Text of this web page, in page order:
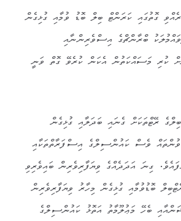
ގޮތުގައި ކަރަންޓް ބިލް ބޮޑު ވުމާއި ގުޅިގެން
ބްރާންޗްގެ އިސްވެރިންނާއި
ކުރި މަސައްކަތުން އެކަން ކުރެވޭ ގޮތް ވަނީ
ރޭޓްތަކަށް ގެނައި ބަދަލާއި ގުޅިގެން
ވެސް ކައުންސިލްގެ އިސްފަރާތްތަކާއި
ގިނަ އަދަދެއްގެ ވިޔަފާރިވެރިން ބައިވެރިވި
ބޮޑުވުމާއި ގުޅިގެން މިހާރު ވިޔަފާރިވެރިން
ބެހޭ މަޢުލޫމާތު އަތޮޅު ކައުންސިލްގެ